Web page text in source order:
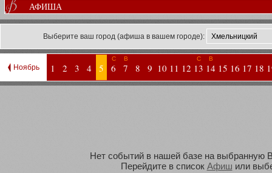
АФИША
Выберите ваш город (афиша в вашем городе):
Ноябрь 1 2 3 4 5
С
6
В
7 8 9 10 11 12
С
13
В
14 15 16 17 18
Нет событий в нашей базе на выбранную
Перейдите в список Афиш или